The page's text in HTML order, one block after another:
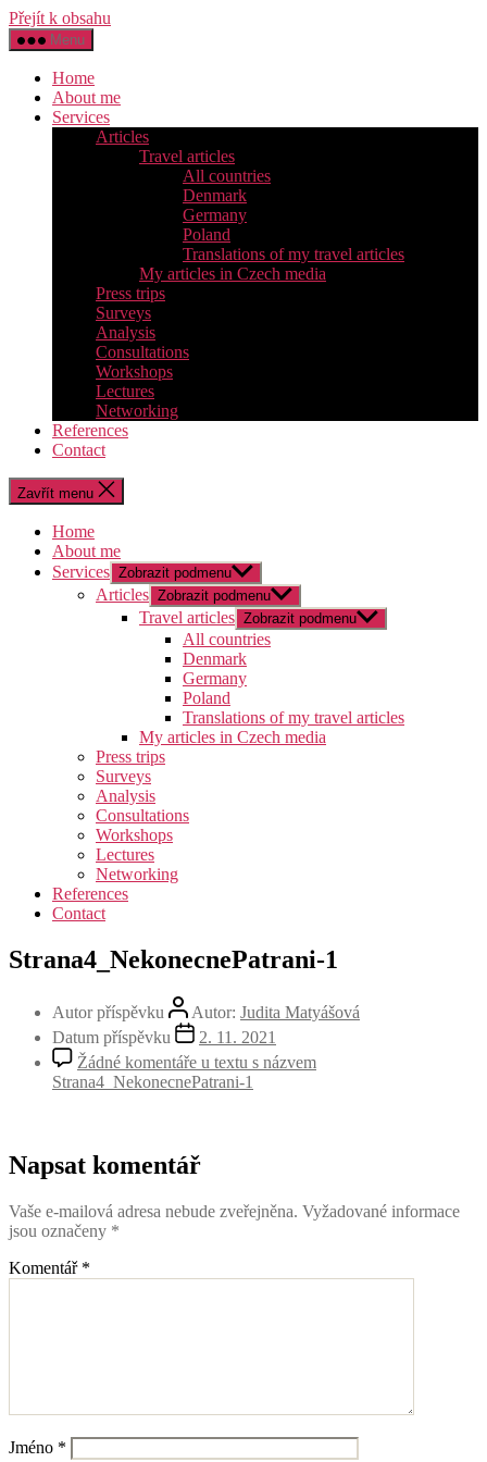
Přejít k obsahu
Menu
Home
About me
Services
Articles
Travel articles
All countries
Denmark
Germany
Poland
Translations of my travel articles
My articles in Czech media
Press trips
Surveys
Analysis
Consultations
Workshops
Lectures
Networking
References
Contact
Zavřít menu
Home
About me
Services Zobrazit podmenu
Articles Zobrazit podmenu
Travel articles Zobrazit podmenu
All countries
Denmark
Germany
Poland
Translations of my travel articles
My articles in Czech media
Press trips
Surveys
Analysis
Consultations
Workshops
Lectures
Networking
References
Contact
Strana4_NekonecnePatrani-1
Autor příspěvku Autor: Judita Matyášová
Datum příspěvku
2. 11. 2021
Žádné komentáře u textu s názvem
Strana4_NekonecnePatrani-1
Napsat komentář
Vaše e-mailová adresa nebude zveřejněna. Vyžadované informace
jsou označeny *
Komentář *
Jméno *